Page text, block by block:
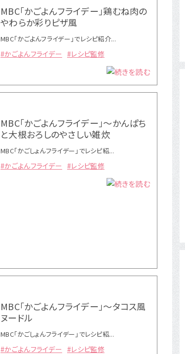
MBC「かごよんフライデー」鶏むね肉の
やわらか彩りピザ風
MBC「かごよんフライデー」でレシピ紹介...
#かごよんフライデー #レシピ監修
MBC「かごよんフライデー」～かんぱち
と大根おろしのやさしい雑炊
MBC「かごしょんフライデー」でレシピ紹...
#かごよんフライデー #レシピ監修
MBC「かごよんフライデー」～タコス風
ヌードル
MBC「かごしょんフライデー」でレシピ紹...
#かごよんフライデー #レシピ監修